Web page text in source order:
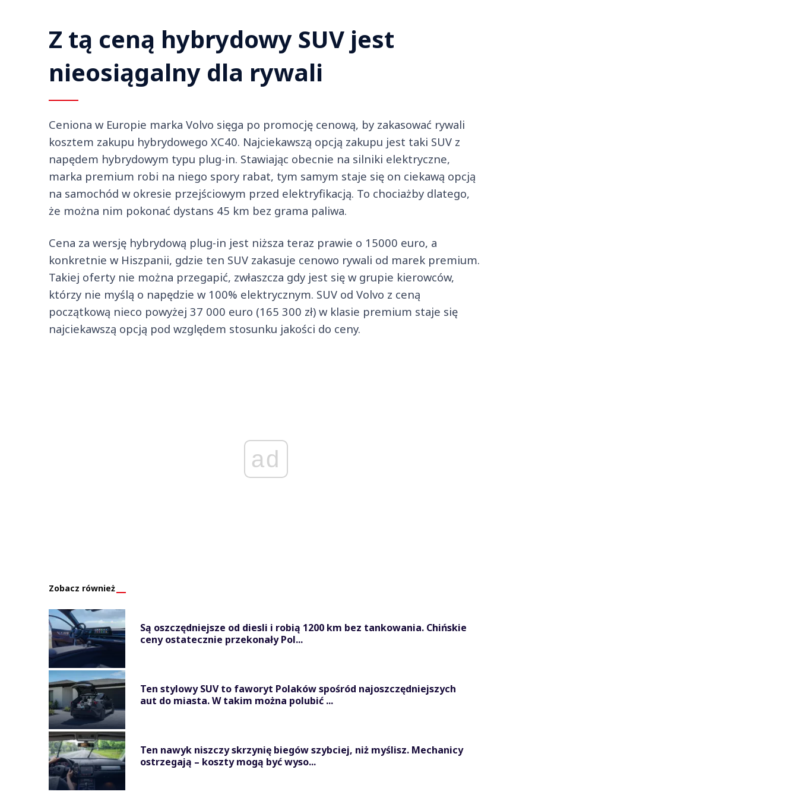
Z tą ceną hybrydowy SUV jest
nieosiągalny dla rywali
Ceniona w Europie marka Volvo sięga po promocję cenową, by zakasować rywali
kosztem zakupu hybrydowego XC40. Najciekawszą opcją zakupu jest taki SUV z
napędem hybrydowym typu plug-in. Stawiając obecnie na silniki elektryczne,
marka premium robi na niego spory rabat, tym samym staje się on ciekawą opcją
na samochód w okresie przejściowym przed elektryfikacją. To chociażby dlatego,
że można nim pokonać dystans 45 km bez grama paliwa.
Cena za wersję hybrydową plug-in jest niższa teraz prawie o 15000 euro, a
konkretnie w Hiszpanii, gdzie ten SUV zakasuje cenowo rywali od marek premium.
Takiej oferty nie można przegapić, zwłaszcza gdy jest się w grupie kierowców,
którzy nie myślą o napędzie w 100% elektrycznym. SUV od Volvo z ceną
początkową nieco powyżej 37 000 euro (165 300 zł) w klasie premium staje się
najciekawszą opcją pod względem stosunku jakości do ceny.
ad
Zobacz również
Są oszczędniejsze od diesli i robią 1200 km bez tankowania. Chińskie
ceny ostatecznie przekonały Pol...
Ten stylowy SUV to faworyt Polaków spośród najoszczędniejszych
aut do miasta. W takim można polubić ...
Ten nawyk niszczy skrzynię biegów szybciej, niż myślisz. Mechanicy
ostrzegają – koszty mogą być wyso...